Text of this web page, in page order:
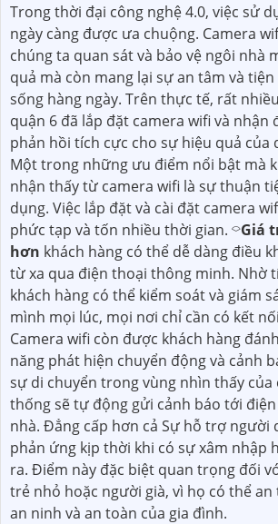
Trong thời đại công nghệ 4.0, việc sử
ngày càng được ưa chuộng. Camera
chúng ta quan sát và bảo vệ ngôi nhà
quả mà còn mang lại sự an tâm và
sống hàng ngày. Trên thực tế, rất
quận 6 đã lắp đặt camera wifi và nhận
phản hồi tích cực cho sự hiệu quả của
Một trong những ưu điểm nổi bật mà
nhận thấy từ camera wifi là sự thuận
dụng. Việc lắp đặt và cài đặt camera
phức tạp và tốn nhiều thời gian. ⌔Giá
hơn khách hàng có thể dễ dàng điều
từ xa qua điện thoại thông minh. Nhờ
khách hàng có thể kiểm soát và giám
mình mọi lúc, mọi nơi chỉ cần có kết
Camera wifi còn được khách hàng
năng phát hiện chuyển động và cảnh
sự di chuyển trong vùng nhìn thấy của
thống sẽ tự động gửi cảnh báo tới
nhà. Đẳng cấp hơn cả Sự hỗ trợ người
phản ứng kịp thời khi có sự xâm nhập
ra. Điểm này đặc biệt quan trọng đối
trẻ nhỏ hoặc người già, vì họ có thể
an ninh và an toàn của gia đình.